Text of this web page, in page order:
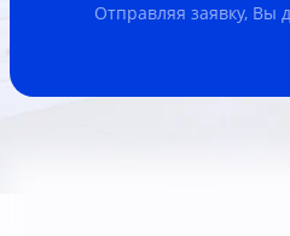
Отправляя заявку, Вы